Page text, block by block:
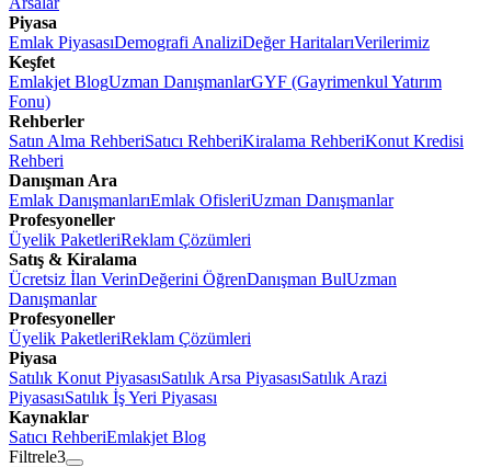
Piyasa
Emlak PiyasasıDemografi AnaliziDeğer HaritalarıVerilerimiz
Keşfet
Emlakjet BlogUzman DanışmanlarGYF (Gayrimenkul Yatırım
Fonu)
Rehberler
Satın Alma RehberiSatıcı RehberiKiralama RehberiKonut Kredisi
Rehberi
Danışman Ara
Emlak DanışmanlarıEmlak OfisleriUzman Danışmanlar
Profesyoneller
Üyelik PaketleriReklam Çözümleri
Satış & Kiralama
Ücretsiz İlan VerinDeğerini ÖğrenDanışman BulUzman
Danışmanlar
Profesyoneller
Üyelik PaketleriReklam Çözümleri
Piyasa
Satılık Konut PiyasasıSatılık Arsa PiyasasıSatılık Arazi
PiyasasıSatılık İş Yeri Piyasası
Kaynaklar
Satıcı RehberiEmlakjet Blog
Filtrele3